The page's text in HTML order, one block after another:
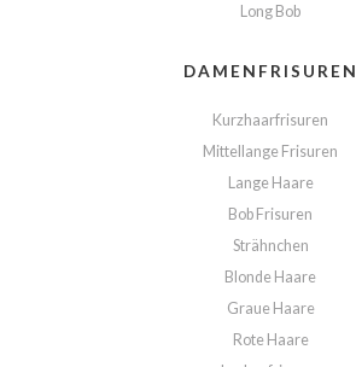
Long Bob
DAMENFRISUREN
Kurzhaarfrisuren
Mittellange Frisuren
Lange Haare
Bob Frisuren
Strähnchen
Blonde Haare
Graue Haare
Rote Haare